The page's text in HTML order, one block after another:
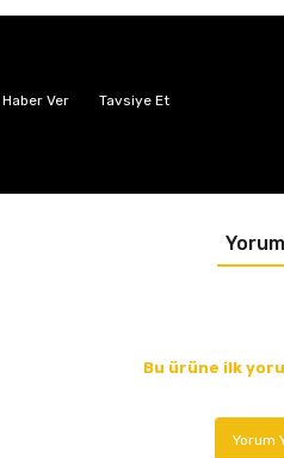
Ver Tavsiye Et
Bu ürüne ilk
Yorum